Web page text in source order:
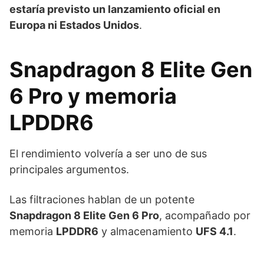
estaría previsto un lanzamiento oficial en
Europa ni Estados Unidos.
Snapdragon 8 Elite Gen
6 Pro y memoria
LPDDR6
El rendimiento volvería a ser uno de sus
principales argumentos.
Las filtraciones hablan de un potente
Snapdragon 8 Elite Gen 6 Pro, acompañado por
memoria LPDDR6 y almacenamiento UFS 4.1.